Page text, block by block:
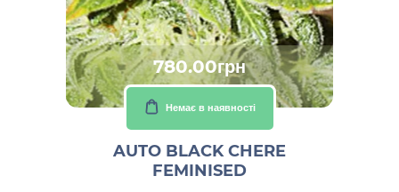
780.00грн
Немає в наявності
AUTO BLACK CHERE
FEMINISED